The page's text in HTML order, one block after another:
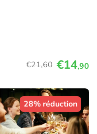
€21,60 €14,90
28% réduction